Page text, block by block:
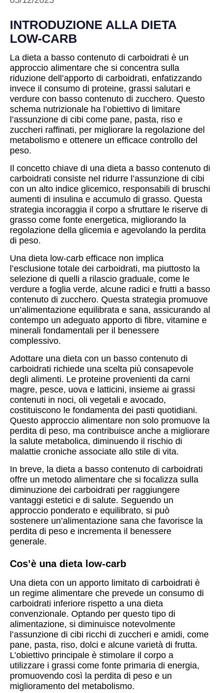
INTRODUZIONE ALLA DIETA
LOW-CARB
La dieta a basso contenuto di carboidrati è un
approccio alimentare che si concentra sulla
riduzione dell’apporto di carboidrati, enfatizzando
invece il consumo di proteine, grassi salutari e
verdure con basso contenuto di zucchero. Questo
schema nutrizionale ha l’obiettivo di limitare
l’assunzione di cibi come pane, pasta, riso e
zuccheri raffinati, per migliorare la regolazione del
metabolismo e ottenere un efficace controllo del
peso.
Il concetto chiave di una dieta a basso contenuto di
carboidrati consiste nel ridurre l’assunzione di cibi
con un alto indice glicemico, responsabili di bruschi
aumenti di insulina e accumulo di grasso. Questa
strategia incoraggia il corpo a sfruttare le riserve di
grasso come fonte energetica, migliorando la
regolazione della glicemia e agevolando la perdita
di peso.
Una dieta low-carb efficace non implica
l’esclusione totale dei carboidrati, ma piuttosto la
selezione di quelli a rilascio graduale, come le
verdure a foglia verde, alcune radici e frutti a basso
contenuto di zucchero. Questa strategia promuove
un’alimentazione equilibrata e sana, assicurando al
contempo un adeguato apporto di fibre, vitamine e
minerali fondamentali per il benessere
complessivo.
Adottare una dieta con un basso contenuto di
carboidrati richiede una scelta più consapevole
degli alimenti. Le proteine provenienti da carni
magre, pesce, uova e latticini, insieme ai grassi
contenuti in noci, oli vegetali e avocado,
costituiscono le fondamenta dei pasti quotidiani.
Questo approccio alimentare non solo promuove la
perdita di peso, ma contribuisce anche a migliorare
la salute metabolica, diminuendo il rischio di
malattie croniche associate allo stile di vita.
In breve, la dieta a basso contenuto di carboidrati
offre un metodo alimentare che si focalizza sulla
diminuzione dei carboidrati per raggiungere
vantaggi estetici e di salute. Seguendo un
approccio ponderato e equilibrato, si può
sostenere un’alimentazione sana che favorisce la
perdita di peso e incrementa il benessere
generale.
Cos’è una dieta low-carb
Una dieta con un apporto limitato di carboidrati è
un regime alimentare che prevede un consumo di
carboidrati inferiore rispetto a una dieta
convenzionale. Optando per questo tipo di
alimentazione, si diminuisce notevolmente
l’assunzione di cibi ricchi di zuccheri e amidi, come
pane, pasta, riso, dolci e alcune varietà di frutta.
L’obiettivo principale è stimolare il corpo a
utilizzare i grassi come fonte primaria di energia,
promuovendo così la perdita di peso e un
miglioramento del metabolismo.